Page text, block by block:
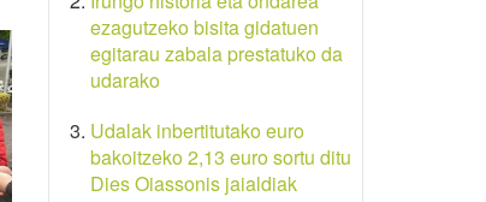
ezagutzeko bisita gidatuen
egitarau zabala prestatuko da
udarako
Udalak inbertitutako euro
bakoitzeko 2,13 euro sortu ditu
Dies Oiassonis jaialdiak